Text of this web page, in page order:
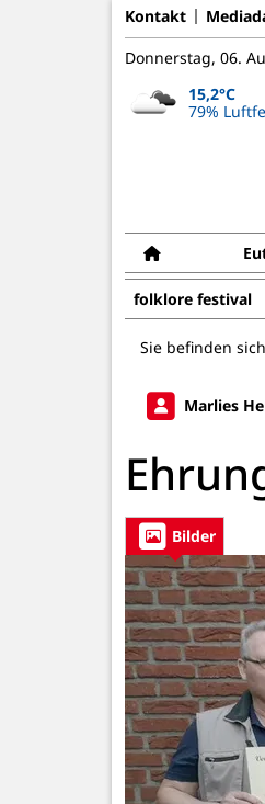
Kontakt
Donnerstag, 06.
15,2°C
79%
folklore festival
Sie befinden
Marlies
Bilder